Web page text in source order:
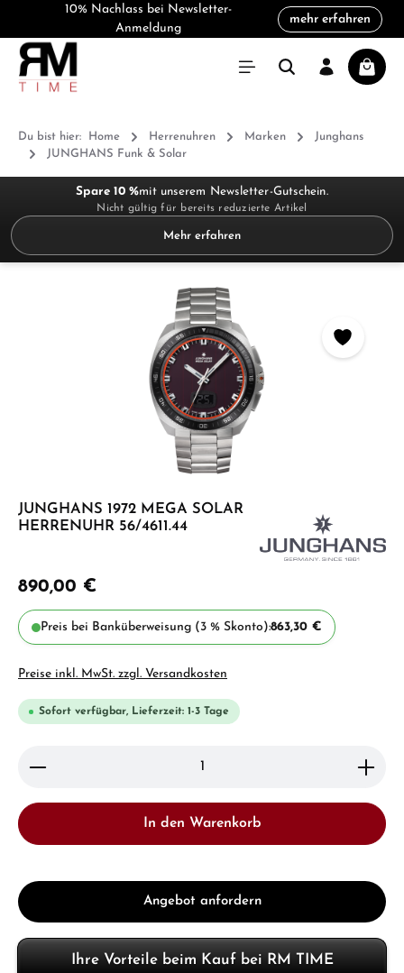
10% Nachlass bei Newsletter-
Anmeldung
mehr erfahren
Du bist hier: Home Herrenuhren Marken
Junghans
JUNGHANS Funk & Solar
Spare 10 %mit unserem Newsletter-Gutschein.
Nicht gültig für bereits reduzierte Artikel
Mehr erfahren
Bildergalerie überspringen
JUNGHANS 1972 MEGA SOLAR
HERRENUHR 56/4611.44
890,00 €
Preis bei Banküberweisung (3 % Skonto):863,30 €
Preise inkl. MwSt. zzgl. Versandkosten
Sofort verfügbar, Lieferzeit: 1-3 Tage
Produkt Anzahl: Gib den gewünschten Wert ein
In den Warenkorb
Angebot anfordern
Ihre Vorteile beim Kauf bei RM TIME